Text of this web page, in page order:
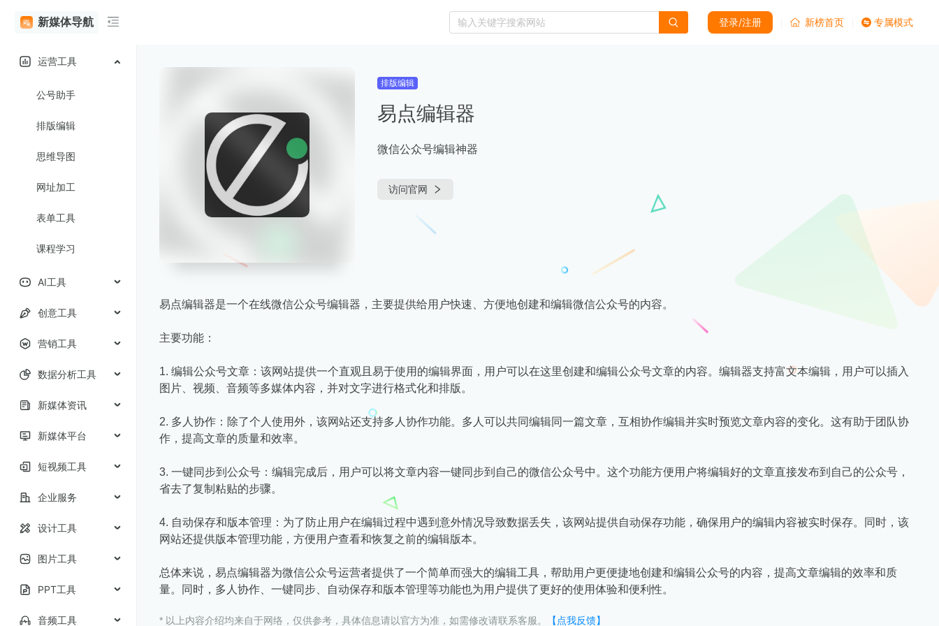
新媒体导航 登录/注册 新榜首页 专属模式
运营工具
公号助手
排版编辑
思维导图
网址加工
表单工具
课程学习
AI工具
创意工具
营销工具
数据分析工具
新媒体资讯
新媒体平台
短视频工具
企业服务
设计工具
图片工具
PPT工具
音频工具
排版编辑
易点编辑器
微信公众号编辑神器
访问官网
易点编辑器是一个在线微信公众号编辑器，主要提供给用户快速、方便地创建和编辑微信公众号的内容。
主要功能：
1. 编辑公众号文章：该网站提供一个直观且易于使用的编辑界面，用户可以在这里创建和编辑公众号文章的内容。编辑器支持富文本编辑，用户可以插入
图片、视频、音频等多媒体内容，并对文字进行格式化和排版。
2. 多人协作：除了个人使用外，该网站还支持多人协作功能。多人可以共同编辑同一篇文章，互相协作编辑并实时预览文章内容的变化。这有助于团队协
作，提高文章的质量和效率。
3. 一键同步到公众号：编辑完成后，用户可以将文章内容一键同步到自己的微信公众号中。这个功能方便用户将编辑好的文章直接发布到自己的公众号，
省去了复制粘贴的步骤。
4. 自动保存和版本管理：为了防止用户在编辑过程中遇到意外情况导致数据丢失，该网站提供自动保存功能，确保用户的编辑内容被实时保存。同时，该
网站还提供版本管理功能，方便用户查看和恢复之前的编辑版本。
总体来说，易点编辑器为微信公众号运营者提供了一个简单而强大的编辑工具，帮助用户更便捷地创建和编辑公众号的内容，提高文章编辑的效率和质
量。同时，多人协作、一键同步、自动保存和版本管理等功能也为用户提供了更好的使用体验和便利性。
* 以上内容介绍均来自于网络，仅供参考，具体信息请以官方为准，如需修改请联系客服。 【点我反馈】